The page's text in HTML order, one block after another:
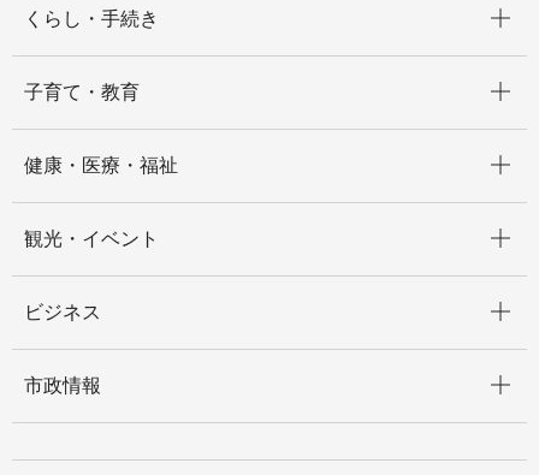
くらし・手続き
子育て・教育
健康・医療・福祉
観光・イベント
ビジネス
市政情報